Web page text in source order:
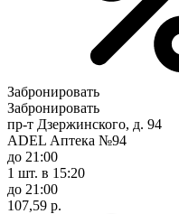
Забронировать
Забронировать
пр-т Дзержинского, д. 94
ADEL Аптека №94
до 21:00
1 шт. в 15:20
до 21:00
107,59 р.